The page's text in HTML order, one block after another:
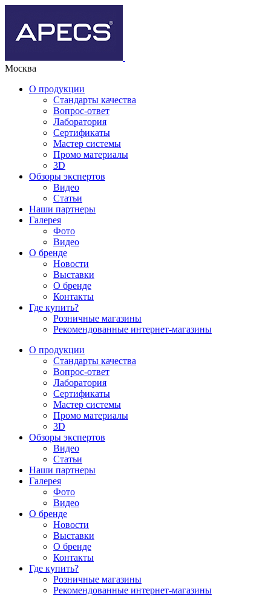
Москва
О продукции
Стандарты качества
Вопрос-ответ
Лаборатория
Сертификаты
Мастер системы
Промо материалы
3D
Обзоры экспертов
Видео
Статьи
Наши партнеры
Галерея
Фото
Видео
О бренде
Новости
Выставки
О бренде
Контакты
Где купить?
Розничные магазины
Рекомендованные интернет-магазины
О продукции
Стандарты качества
Вопрос-ответ
Лаборатория
Сертификаты
Мастер системы
Промо материалы
3D
Обзоры экспертов
Видео
Статьи
Наши партнеры
Галерея
Фото
Видео
О бренде
Новости
Выставки
О бренде
Контакты
Где купить?
Розничные магазины
Рекомендованные интернет-магазины